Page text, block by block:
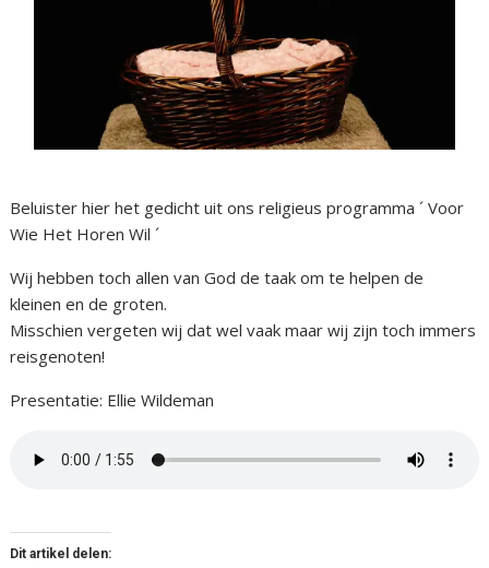
Beluister hier het gedicht uit ons religieus programma ´ Voor
Wie Het Horen Wil ´
Wij hebben toch allen van God de taak om te helpen de
kleinen en de groten.
Misschien vergeten wij dat wel vaak maar wij zijn toch immers
reisgenoten!
Presentatie: Ellie Wildeman
Dit artikel delen: